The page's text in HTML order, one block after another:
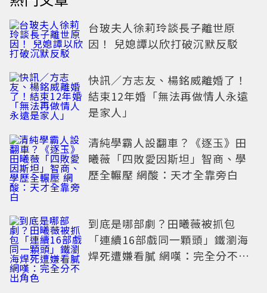
台玻夫人徐莉玲談長子離世原
因！ 兒媳譚以欣打破沉默反駁
快訊／方志友、楊銘威離婚了！
結束12年婚「無法再做情人永遠
是家人」
清純學霸人設翻車？《逐玉》田
曦薇「四敗愛因斯坦」智商、學
歷全輾壓 網酸：天才全靠旁白
到底是哪部劇？田曦薇被抓包
「連續16部戲同一顆頭」鐵瀏海
焊死遭嫌看膩 網嘆：完全分不出